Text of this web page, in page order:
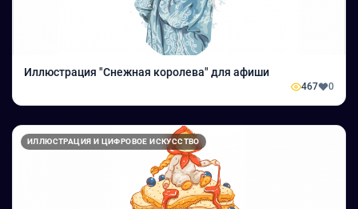
Иллюстрация "Снежная королева" для афиши
467 0
ИЛЛЮСТРАЦИЯ И ЦИФРОВОЕ ИСКУССТВО